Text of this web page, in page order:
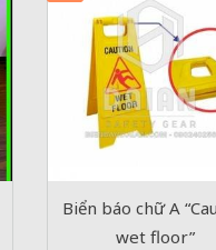
Biển báo chữ A
wet floor”